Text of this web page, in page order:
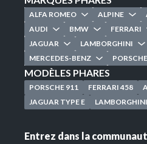
ALFA ROMEO ALPINE
AUDI
BMW FERRARI
JAGUAR
LAMBORGHINI
MERCEDES-BENZ
PORSCHE
MODÈLES PHARES
PORSCHE 911 FERRARI 458
JAGUAR TYPE E
Entrez dans la